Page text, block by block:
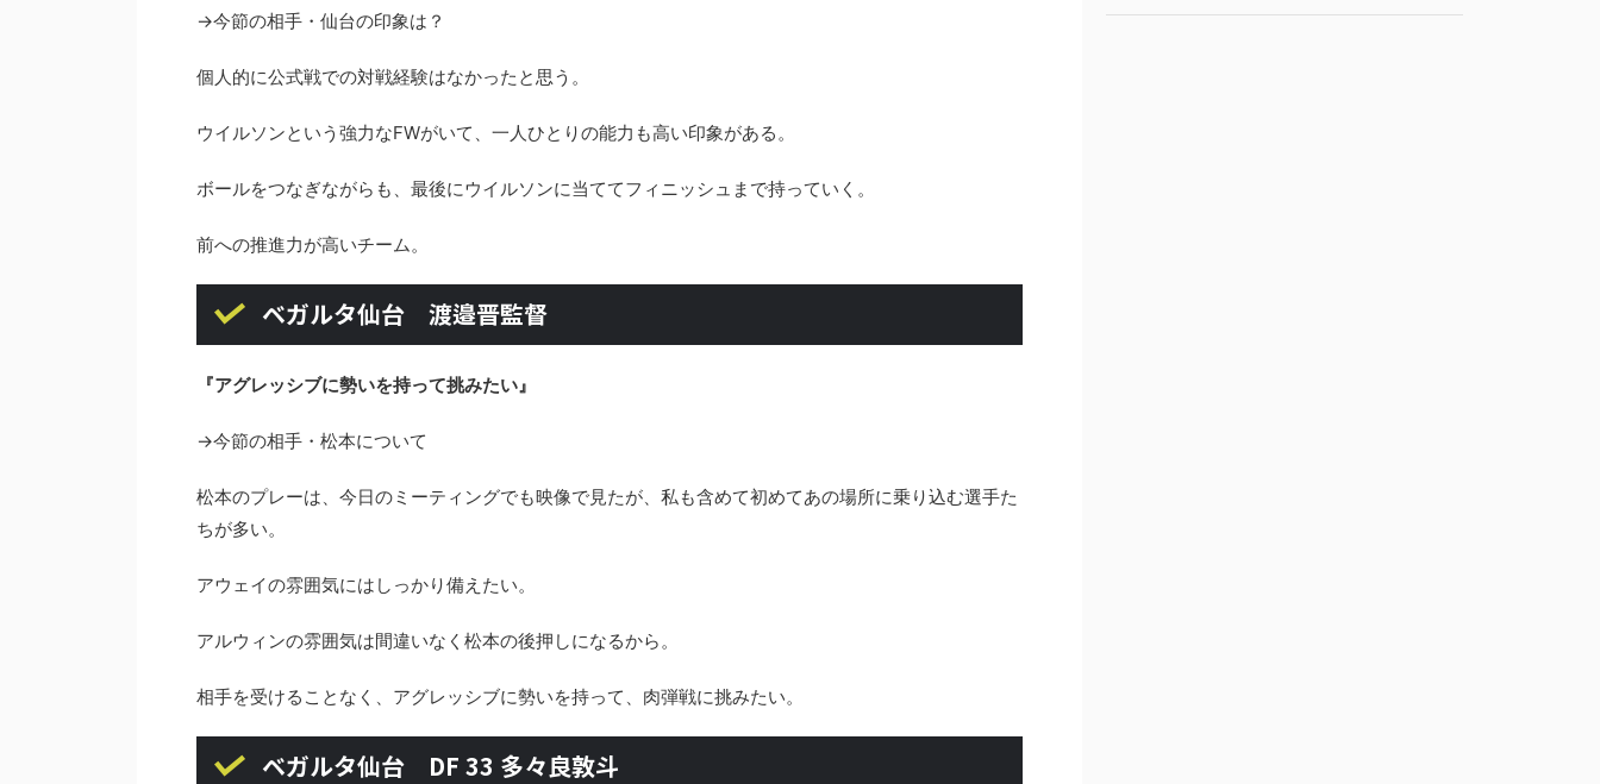
→今節の相手・仙台の印象は？
個人的に公式戦での対戦経験はなかったと思う。
ウイルソンという強力なFWがいて、一人ひとりの能力も高い印象がある。
ボールをつなぎながらも、最後にウイルソンに当ててフィニッシュまで持っていく。
前への推進力が高いチーム。
ベガルタ仙台 渡邉晋監督
『アグレッシブに勢いを持って挑みたい』
→今節の相手・松本について
松本のプレーは、今日のミーティングでも映像で見たが、私も含めて初めてあの場所に乗り込む選手た
ちが多い。
アウェイの雰囲気にはしっかり備えたい。
アルウィンの雰囲気は間違いなく松本の後押しになるから。
相手を受けることなく、アグレッシブに勢いを持って、肉弾戦に挑みたい。
ベガルタ仙台 DF 33 多々良敦斗